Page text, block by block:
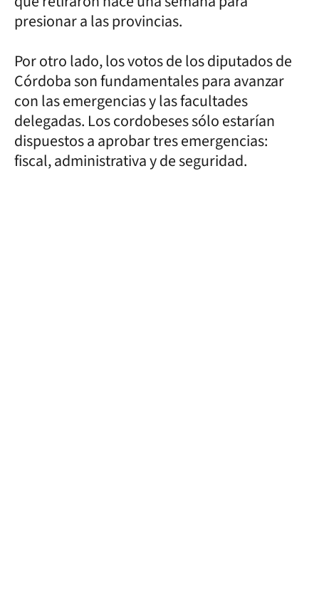
presionar a las provincias.
Por otro lado, los votos de los diputados de
Córdoba son fundamentales para avanzar
con las emergencias y las facultades
delegadas. Los cordobeses sólo estarían
dispuestos a aprobar tres emergencias:
fiscal, administrativa y de seguridad.